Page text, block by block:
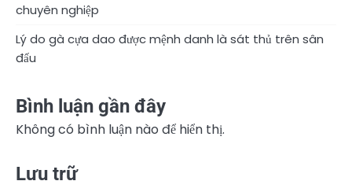
chuyên nghiệp
Lý do gà cựa dao được mệnh danh là sát thủ trên sân
đấu
Bình luận gần đây
Không có bình luận nào để hiển thị.
Lưu trữ